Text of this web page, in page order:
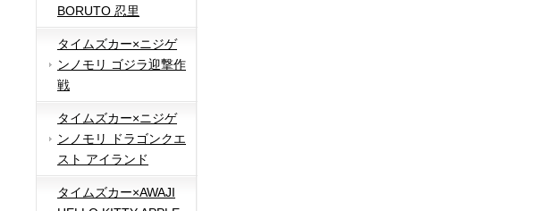
BORUTO 忍里
タイムズカー×ニジゲ
ンノモリ ゴジラ迎撃作
戦
タイムズカー×ニジゲ
ンノモリ ドラゴンクエ
スト アイランド
タイムズカー×AWAJI